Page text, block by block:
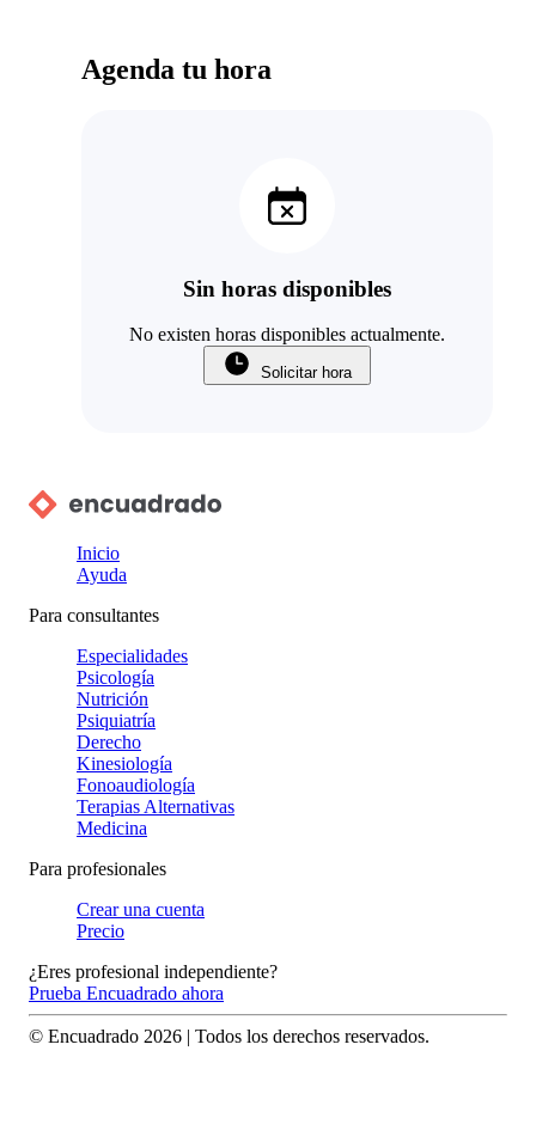
Agenda tu hora
Sin horas disponibles
No existen horas disponibles actualmente.
Solicitar hora
Inicio
Ayuda
Para consultantes
Especialidades
Psicología
Nutrición
Psiquiatría
Derecho
Kinesiología
Fonoaudiología
Terapias Alternativas
Medicina
Para profesionales
Crear una cuenta
Precio
¿Eres profesional independiente?
Prueba Encuadrado ahora
© Encuadrado 2026 | Todos los derechos reservados.